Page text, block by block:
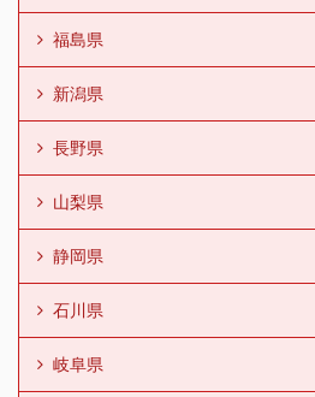
福島県
新潟県
長野県
山梨県
静岡県
石川県
岐阜県